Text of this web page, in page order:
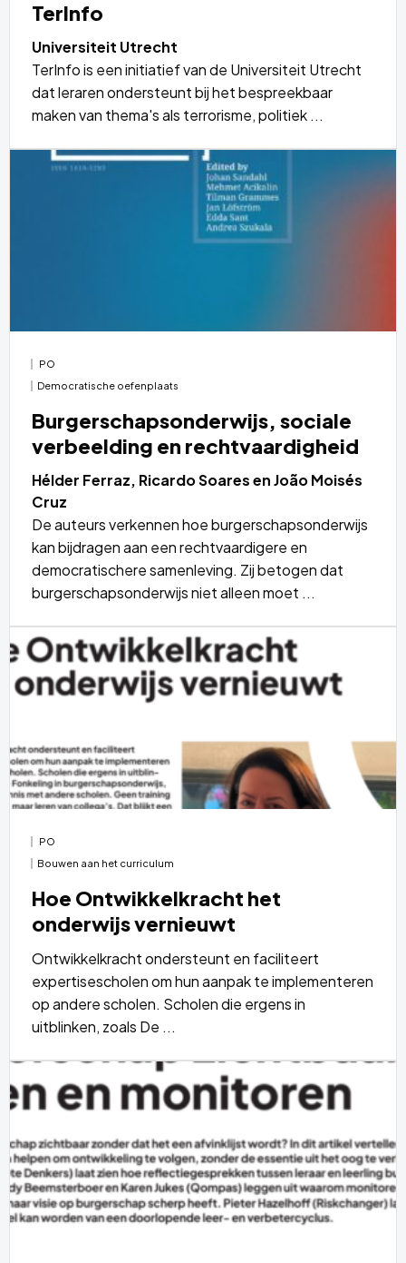
TerInfo
Universiteit Utrecht
TerInfo is een initiatief van de Universiteit Utrecht
dat leraren ondersteunt bij het bespreekbaar
maken van thema's als terrorisme, politiek ...
PO
Democratische oefenplaats
Burgerschapsonderwijs, sociale
verbeelding en rechtvaardigheid
Hélder Ferraz, Ricardo Soares en João Moisés
Cruz
De auteurs verkennen hoe burgerschapsonderwijs
kan bijdragen aan een rechtvaardigere en
democratischere samenleving. Zij betogen dat
burgerschapsonderwijs niet alleen moet ...
Lees
meer
over
PO
Bouwen aan het curriculum
Hoe Ontwikkelkracht het
onderwijs vernieuwt
Ontwikkelkracht ondersteunt en faciliteert
expertisescholen om hun aanpak te implementeren
op andere scholen. Scholen die ergens in
uitblinken, zoals De ...
Lees
meer
over